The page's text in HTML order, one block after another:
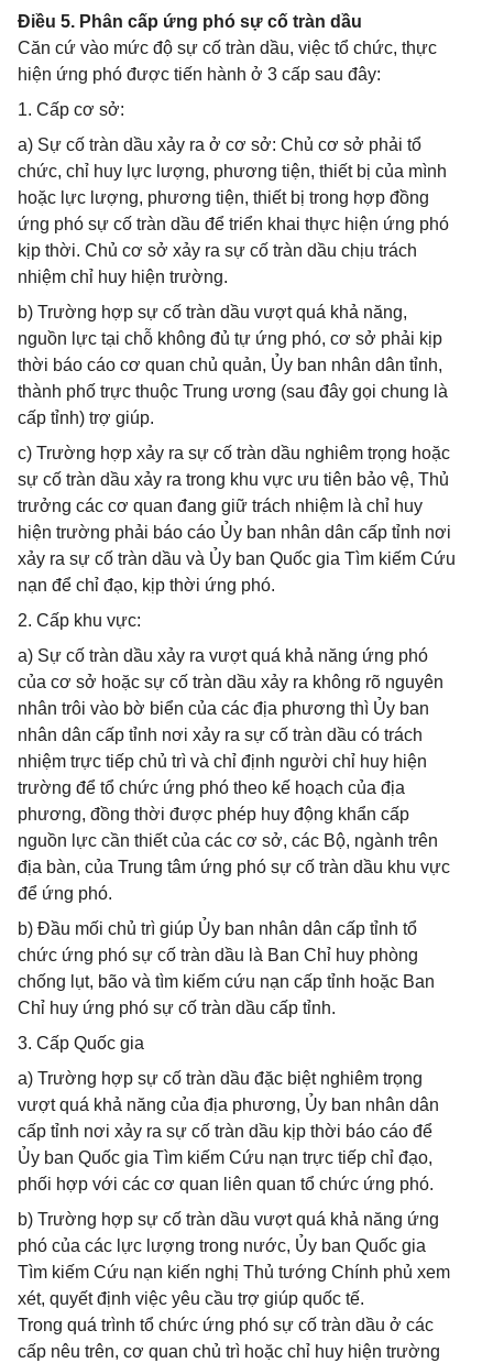
Điều 5. Phân cấp ứng phó sự cố tràn dầu
Căn cứ vào mức độ sự cố tràn dầu, việc tổ chức, thực
hiện ứng phó được tiến hành ở 3 cấp sau đây:
1. Cấp cơ sở:
a) Sự cố tràn dầu xảy ra ở cơ sở: Chủ cơ sở phải tổ
chức, chỉ huy lực lượng, phương tiện, thiết bị của mình
hoặc lực lượng, phương tiện, thiết bị trong hợp đồng
ứng phó sự cố tràn dầu để triển khai thực hiện ứng phó
kịp thời. Chủ cơ sở xảy ra sự cố tràn dầu chịu trách
nhiệm chỉ huy hiện trường.
b) Trường hợp sự cố tràn dầu vượt quá khả năng,
nguồn lực tại chỗ không đủ tự ứng phó, cơ sở phải kịp
thời báo cáo cơ quan chủ quản, Ủy ban nhân dân tỉnh,
thành phố trực thuộc Trung ương (sau đây gọi chung là
cấp tỉnh) trợ giúp.
c) Trường hợp xảy ra sự cố tràn dầu nghiêm trọng hoặc
sự cố tràn dầu xảy ra trong khu vực ưu tiên bảo vệ, Thủ
trưởng các cơ quan đang giữ trách nhiệm là chỉ huy
hiện trường phải báo cáo Ủy ban nhân dân cấp tỉnh nơi
xảy ra sự cố tràn dầu và Ủy ban Quốc gia Tìm kiếm Cứu
nạn để chỉ đạo, kịp thời ứng phó.
2. Cấp khu vực:
a) Sự cố tràn dầu xảy ra vượt quá khả năng ứng phó
của cơ sở hoặc sự cố tràn dầu xảy ra không rõ nguyên
nhân trôi vào bờ biển của các địa phương thì Ủy ban
nhân dân cấp tỉnh nơi xảy ra sự cố tràn dầu có trách
nhiệm trực tiếp chủ trì và chỉ định người chỉ huy hiện
trường để tổ chức ứng phó theo kế hoạch của địa
phương, đồng thời được phép huy động khẩn cấp
nguồn lực cần thiết của các cơ sở, các Bộ, ngành trên
địa bàn, của Trung tâm ứng phó sự cố tràn dầu khu vực
để ứng phó.
b) Đầu mối chủ trì giúp Ủy ban nhân dân cấp tỉnh tổ
chức ứng phó sự cố tràn dầu là Ban Chỉ huy phòng
chống lụt, bão và tìm kiếm cứu nạn cấp tỉnh hoặc Ban
Chỉ huy ứng phó sự cố tràn dầu cấp tỉnh.
3. Cấp Quốc gia
a) Trường hợp sự cố tràn dầu đặc biệt nghiêm trọng
vượt quá khả năng của địa phương, Ủy ban nhân dân
cấp tỉnh nơi xảy ra sự cố tràn dầu kịp thời báo cáo để
Ủy ban Quốc gia Tìm kiếm Cứu nạn trực tiếp chỉ đạo,
phối hợp với các cơ quan liên quan tổ chức ứng phó.
b) Trường hợp sự cố tràn dầu vượt quá khả năng ứng
phó của các lực lượng trong nước, Ủy ban Quốc gia
Tìm kiếm Cứu nạn kiến nghị Thủ tướng Chính phủ xem
xét, quyết định việc yêu cầu trợ giúp quốc tế.
Trong quá trình tổ chức ứng phó sự cố tràn dầu ở các
cấp nêu trên, cơ quan chủ trì hoặc chỉ huy hiện trường